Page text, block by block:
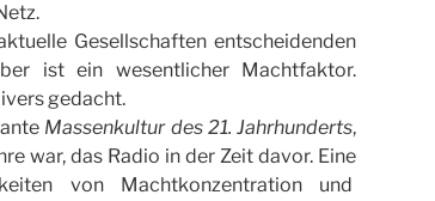
Gesellschaften entscheidenden
ist ein wesentlicher Machtfaktor.
gedacht.
Massenkultur des 21. Jahrhunderts,
war, das Radio in der Zeit davor. Eine
von Machtkonzentration und